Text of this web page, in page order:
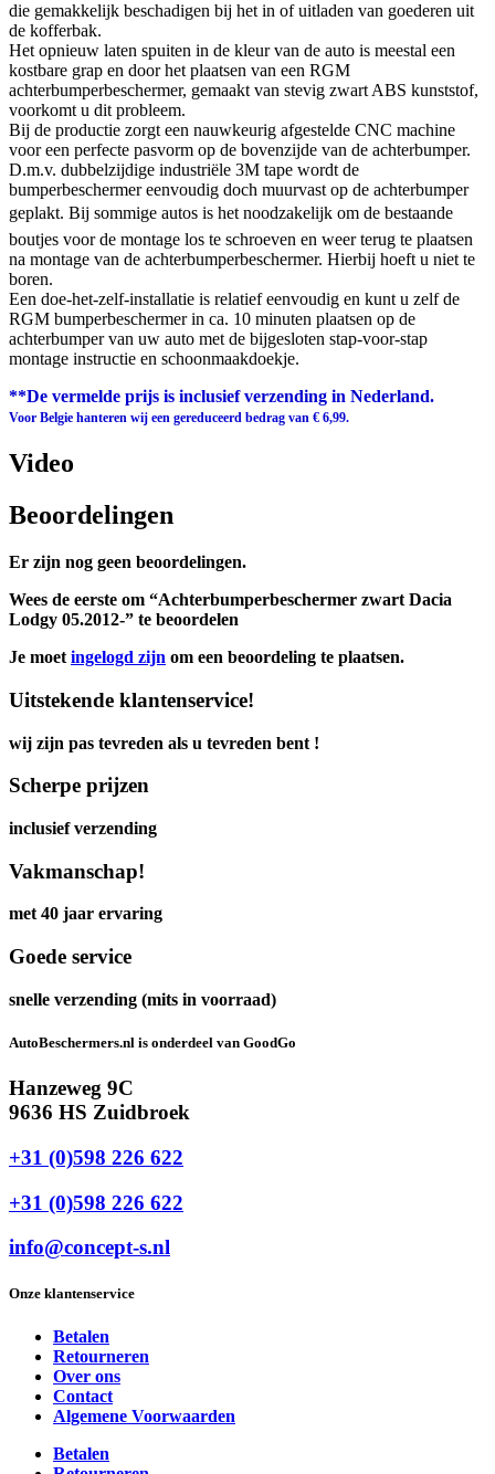
die gemakkelijk beschadigen bij het in of uitladen van goederen uit
de kofferbak.
Het opnieuw laten spuiten in de kleur van de auto is meestal een
kostbare grap en door het plaatsen van een RGM
achterbumperbeschermer, gemaakt van stevig zwart ABS kunststof,
voorkomt u dit probleem.
Bij de productie zorgt een nauwkeurig afgestelde CNC machine
voor een perfecte pasvorm op de bovenzijde van de achterbumper.
D.m.v. dubbelzijdige industriële 3M tape wordt de
bumperbeschermer eenvoudig doch muurvast op de achterbumper
geplakt. Bij sommige autos is het noodzakelijk om de bestaande
boutjes voor de montage los te schroeven en weer terug te plaatsen
na montage van de achterbumperbeschermer. Hierbij hoeft u niet te
boren.
Een doe-het-zelf-installatie is relatief eenvoudig en kunt u zelf de
RGM bumperbeschermer in ca. 10 minuten plaatsen op de
achterbumper van uw auto met de bijgesloten stap-voor-stap
montage instructie en schoonmaakdoekje.
**De vermelde prijs is inclusief verzending in Nederland.
Voor Belgie hanteren wij een gereduceerd bedrag van € 6,99.
Video
Beoordelingen
Er zijn nog geen beoordelingen.
Wees de eerste om “Achterbumperbeschermer zwart Dacia
Lodgy 05.2012-” te beoordelen
Je moet ingelogd zijn om een beoordeling te plaatsen.
Uitstekende klantenservice!
wij zijn pas tevreden als u tevreden bent !
Scherpe prijzen
inclusief verzending
Vakmanschap!
met 40 jaar ervaring
Goede service
snelle verzending (mits in voorraad)
AutoBeschermers.nl is onderdeel van GoodGo
Hanzeweg 9C
9636 HS Zuidbroek
+31 (0)598 226 622
+31 (0)598 226 622
info@concept-s.nl
Onze klantenservice
Betalen
Retourneren
Over ons
Contact
Algemene Voorwaarden
Betalen